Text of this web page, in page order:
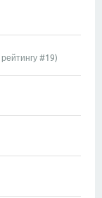
рейтингу #19)